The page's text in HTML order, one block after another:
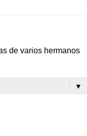
de varios hermanos
▼